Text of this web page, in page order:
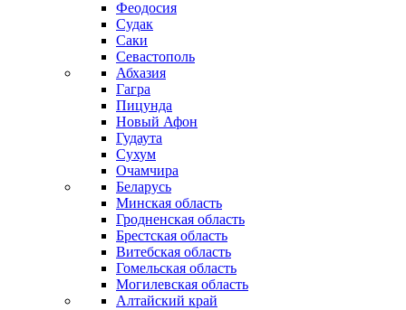
Феодосия
Судак
Саки
Севастополь
Абхазия
Гагра
Пицунда
Новый Афон
Гудаута
Сухум
Очамчира
Беларусь
Минская область
Гродненская область
Брестская область
Витебская область
Гомельская область
Могилевская область
Алтайский край